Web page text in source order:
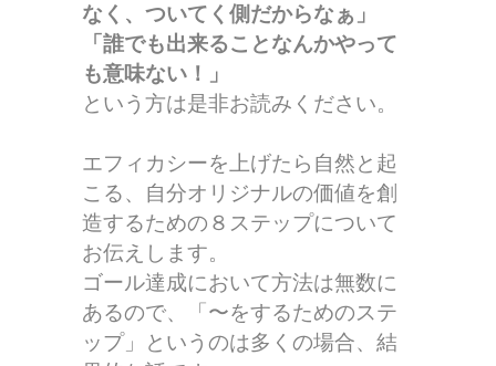
なく、ついてく側だからなぁ」
「誰でも出来ることなんかやって
も意味ない！」
という方は是非お読みください。
エフィカシーを上げたら自然と起
こる、自分オリジナルの価値を創
造するための８ステップについて
お伝えします。
ゴール達成において方法は無数に
あるので、「〜をするためのステ
ップ」というのは多くの場合、結